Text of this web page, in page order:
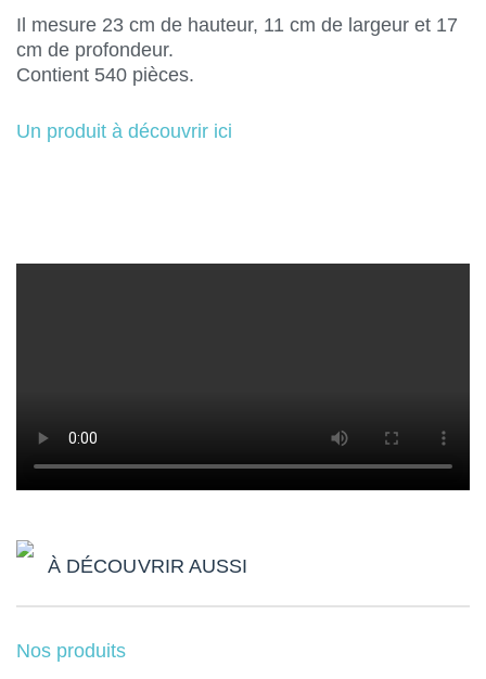
Il mesure 23 cm de hauteur, 11 cm de largeur et 17
cm de profondeur.
Contient 540 pièces.
Un produit à découvrir ici
À DÉCOUVRIR AUSSI
Nos produits